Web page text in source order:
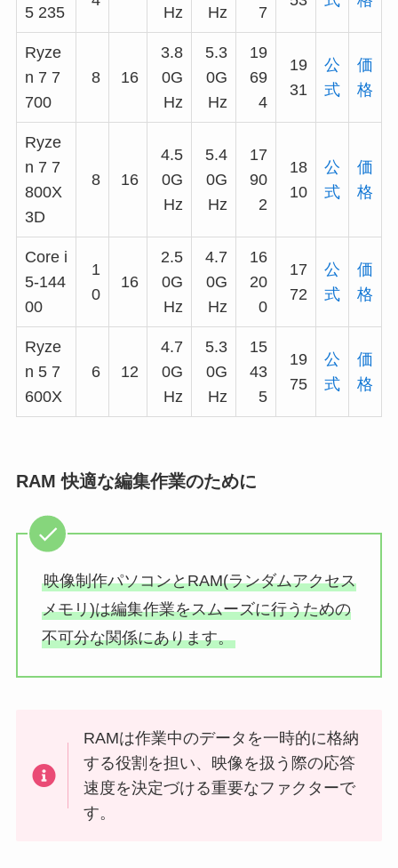
5 235
Hz
Hz
7
Ryze
n 7 7
700
8 16
3.8
0G
Hz
5.3
0G
Hz
19
69
4
19
31
公
式
価
格
Ryze
n 7 7
800X
3D
8 16
4.5
0G
Hz
5.4
0G
Hz
17
90
2
18
10
公
式
価
格
Core i
5-144
00
1
0
16
2.5
0G
Hz
4.7
0G
Hz
16
20
0
17
72
公
式
価
格
Ryze
n 5 7
600X
6 12
4.7
0G
Hz
5.3
0G
Hz
15
43
5
19
75
公
式
価
格
RAM 快適な編集作業のために
映像制作パソコンとRAM(ランダムアクセス
メモリ)は編集作業をスムーズに行うための
不可分な関係にあります。
RAMは作業中のデータを一時的に格納
する役割を担い、映像を扱う際の応答
速度を決定づける重要なファクターで
す。